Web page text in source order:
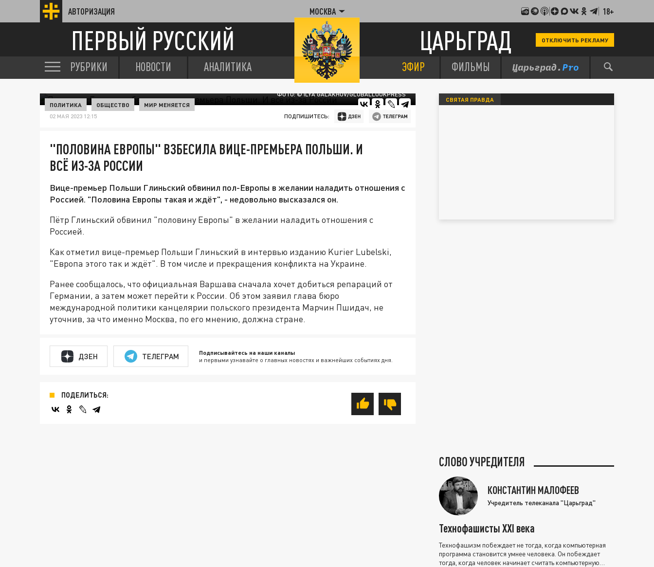
АВТОРИЗАЦИЯ МОСКВА 18+
ПЕРВЫЙ РУССКИЙ ЦАРЬГРАД ОТКЛЮЧИТЬ РЕКЛАМУ
РУБРИКИ НОВОСТИ АНАЛИТИКА ЭФИР ФИЛЬМЫ
ФОТО: © ILYA GALAKHOV/GLOBALLOOKPRESS
ПОЛИТИКА ОБЩЕСТВО МИР МЕНЯЕТСЯ
02 МАЯ 2023 12:15 ПОДПИШИТЕСЬ:
"ПОЛОВИНА ЕВРОПЫ" ВЗБЕСИЛА ВИЦЕ-ПРЕМЬЕРА ПОЛЬШИ. И
ВСЁ ИЗ-ЗА РОССИИ
Вице-премьер Польши Глиньский обвинил пол-Европы в желании наладить отношения с
Россией. "Половина Европы такая и ждёт", - недовольно высказался он.
Пётр Глиньский обвинил "половину Европы" в желании наладить отношения с
Россией.
Как отметил вице-премьер Польши Глиньский в интервью изданию Kurier Lubelski,
"Европа этого так и ждёт". В том числе и прекращения конфликта на Украине.
Ранее сообщалось, что официальная Варшава сначала хочет добиться репараций от
Германии, а затем может перейти к России. Об этом заявил глава бюро
международной политики канцелярии польского президента Марчин Пшидач, не
уточнив, за что именно Москва, по его мнению, должна стране.
ДЗЕН ТЕЛЕГРАМ Подписывайтесь на наши каналы
и первыми узнавайте о главных новостях и важнейших событиях дня.
ПОДЕЛИТЬСЯ:
СВЯТАЯ ПРАВДА
СЛОВО УЧРЕДИТЕЛЯ
КОНСТАНТИН МАЛОФЕЕВ
Учредитель телеканала "Царьград"
Технофашисты XXI века
Технофашизм побеждает не тогда, когда компьютерная
программа становится умнее человека. Он побеждает
тогда, когда человек начинает считать компьютерную